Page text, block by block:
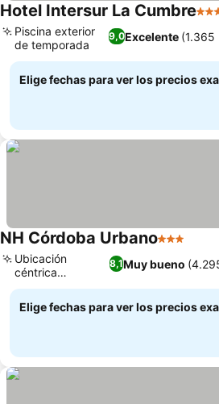
Hotel Intersur La Cumbre3
9,0Excelente (1.365
Piscina exterior
de temporada
Elige fechas para ver los precios
NH Córdoba Urbano3 Estrellas
8,1Muy bueno
Ubicación
céntrica
privilegiada
Elige fechas para ver los precios